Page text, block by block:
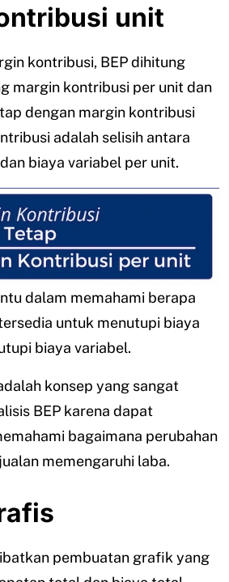
unit
kontribusi, BEP dihitung
margin kontribusi per unit dan
dengan margin kontribusi
adalah selisih antara
biaya variabel per unit.
dalam memahami berapa
untuk menutupi biaya
biaya variabel.
konsep yang sangat
BEP karena dapat
bagaimana perubahan
memengaruhi laba.
pembuatan grafik yang